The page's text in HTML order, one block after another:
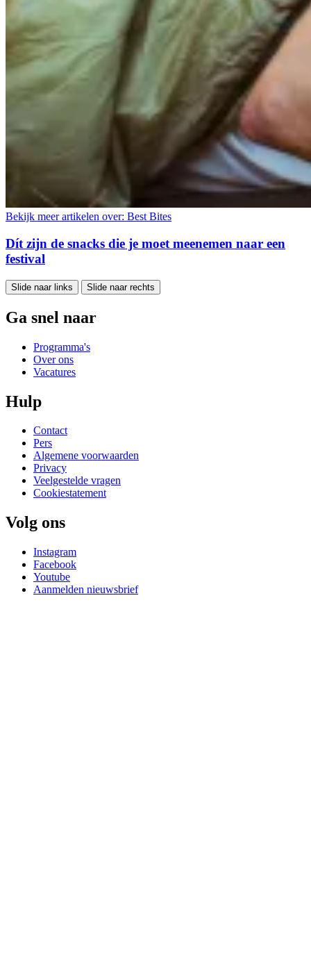
Bekijk meer artikelen over: Best Bites
Dít zijn de snacks die je moet meenemen naar een
festival
Slide naar links Slide naar rechts
Ga snel naar
Programma's
Over ons
Vacatures
Hulp
Contact
Pers
Algemene voorwaarden
Privacy
Veelgestelde vragen
Cookiestatement
Volg ons
Instagram
Facebook
Youtube
Aanmelden nieuwsbrief